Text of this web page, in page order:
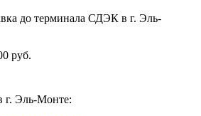
до терминала СДЭК в г. Эль-
руб.
г. Эль-Монте: